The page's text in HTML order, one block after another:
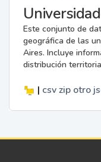
Este conjunto de
geográfica de las
Aires. Incluye
distribución
| csv zip otro